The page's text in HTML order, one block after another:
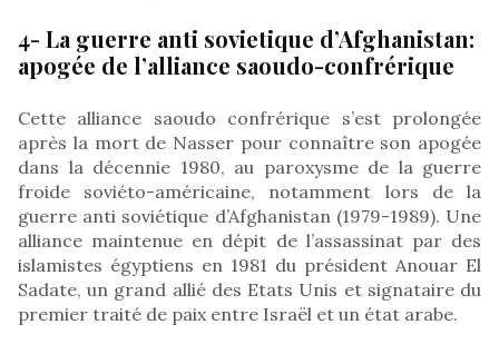
4- La guerre anti sovietique d’Afghanistan:
apogée de l’alliance saoudo-confrérique
Cette alliance saoudo confrérique s’est prolongée
après la mort de Nasser pour connaître son apogée
dans la décennie 1980, au paroxysme de la guerre
froide soviéto-américaine, notamment lors de la
guerre anti soviétique d’Afghanistan (1979-1989). Une
alliance maintenue en dépit de l’assassinat par des
islamistes égyptiens en 1981 du président Anouar El
Sadate, un grand allié des Etats Unis et signataire du
premier traité de paix entre Israël et un état arabe.